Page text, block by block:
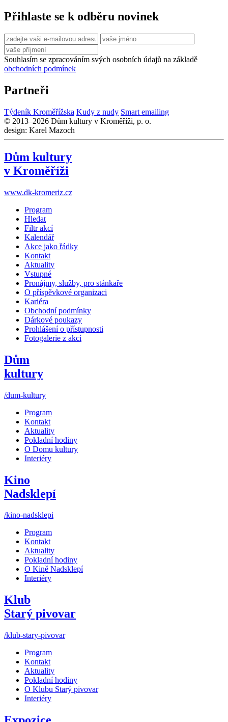
Přihlaste se k odběru novinek
Souhlasím se zpracováním svých osobních údajů na základě
obchodních podmínek
Partneři
Týdeník Kroměřížska Kudy z nudy Smart emailing
© 2013–2026 Dům kultury v Kroměříži, p. o.
design: Karel Mazoch
Dům kultury
v Kroměříži
www.dk-kromeriz.cz
Program
Hledat
Filtr akcí
Kalendář
Akce jako řádky
Kontakt
Aktuality
Vstupné
Pronájmy, služby, pro stánkaře
O příspěvkové organizaci
Kariéra
Obchodní podmínky
Dárkové poukazy
Prohlášení o přístupnosti
Fotogalerie z akcí
Dům
kultury
/dum-kultury
Program
Kontakt
Aktuality
Pokladní hodiny
O Domu kultury
Interiéry
Kino
Nadsklepí
/kino-nadsklepi
Program
Kontakt
Aktuality
Pokladní hodiny
O Kině Nadsklepí
Interiéry
Klub
Starý pivovar
/klub-stary-pivovar
Program
Kontakt
Aktuality
Pokladní hodiny
O Klubu Starý pivovar
Interiéry